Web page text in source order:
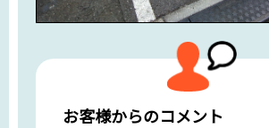
お客様からのコメント